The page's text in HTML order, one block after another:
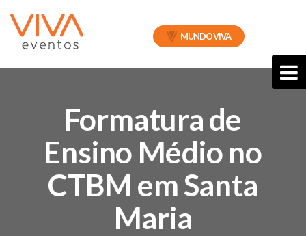
MUNDO VIVA
Formatura de
Ensino Médio no
CTBM em Santa
Maria